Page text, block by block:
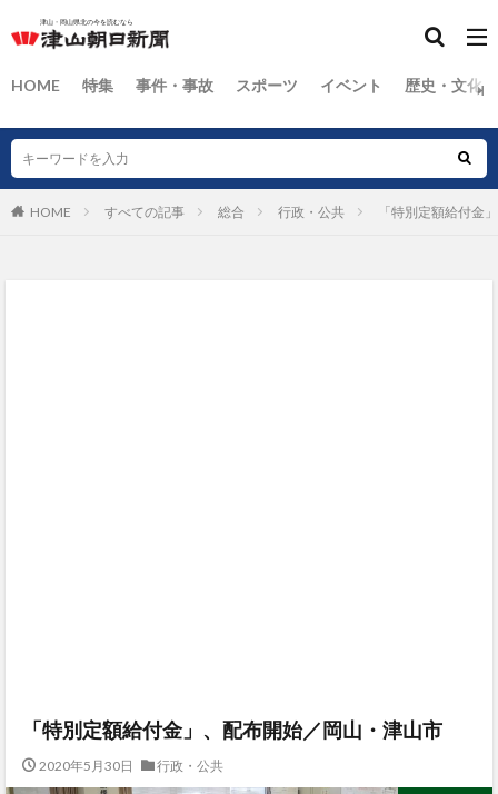
HOME 特集 事件・事故 スポーツ イベント 歴史・文化
HOME すべての記事 総合 行政・公共 「特別定額給付金
「特別定額給付金」、配布開始／岡山・津山市
2020年5月30日 行政・公共